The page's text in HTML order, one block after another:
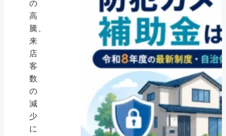
の
高
騰、
来
店
客
数
の
減
少
に